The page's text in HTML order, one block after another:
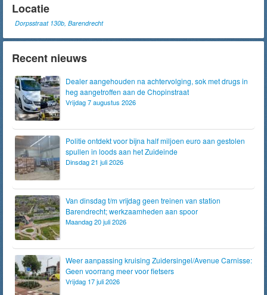
Locatie
Dorpsstraat 130b, Barendrecht
Recent nieuws
Dealer aangehouden na achtervolging, sok met drugs in
heg aangetroffen aan de Chopinstraat
Vrijdag 7 augustus 2026
Politie ontdekt voor bijna half miljoen euro aan gestolen
spullen in loods aan het Zuideinde
Dinsdag 21 juli 2026
Van dinsdag t/m vrijdag geen treinen van station
Barendrecht; werkzaamheden aan spoor
Maandag 20 juli 2026
Weer aanpassing kruising Zuidersingel/Avenue Carnisse:
Geen voorrang meer voor fietsers
Vrijdag 17 juli 2026